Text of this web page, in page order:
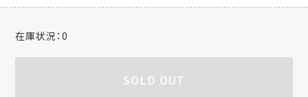
在庫状況：0
SOLD OUT